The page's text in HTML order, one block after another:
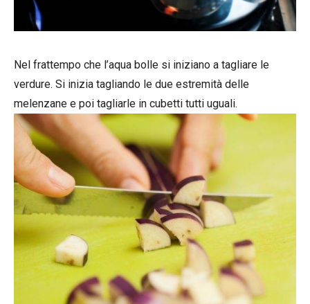
Nel frattempo che l’aqua bolle si iniziano a tagliare le
verdure. Si inizia tagliando le due estremità delle
melenzane e poi tagliarle in cubetti tutti uguali.